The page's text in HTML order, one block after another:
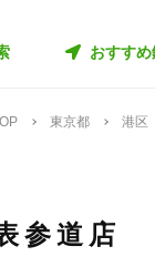
おすす
東京都 港区
参道店